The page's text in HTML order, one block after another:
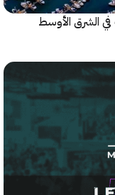
الأوسط